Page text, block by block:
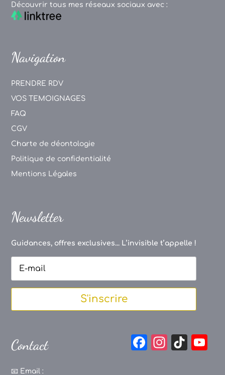
Découvrir tous mes réseaux sociaux avec :
Navigation
PRENDRE RDV
VOS TEMOIGNAGES
FAQ
CGV
Charte de déontologie
Politique de confidentialité
Mentions Légales
Newsletter
Guidances, offres exclusives... L’invisible t’appelle !
S'inscrire
Contact
📧 Email :
F
In Ti